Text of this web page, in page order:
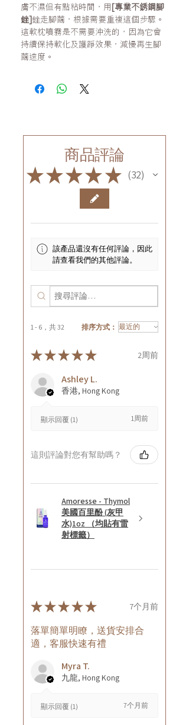
膚不濕但有點粘時間，用 [專業不銹鋼腳
銼] 銼走腳繭，根據需要重複這個步驟。
這軟枕噴霧是不需要沖洗的，因為它會
持續保持軟化及護踭效果，減慢再生腳
繭速度。
商品評論
★★★★★ 32
32
該產品還沒有任何評論，因此
請查看我們的其他評論。
1 - 6，共 32 排序方式：
★★★★★ 2周前
Ashley L.
香港, Hong Kong
顯示回覆 (1) 1周前
這則評論對您有幫助嗎？
Amoresse - Thymol
美國百里酚 (灰甲
水)1oz （均貼有雷
射標籤）
★★★★★ 7个月前
落單簡單明瞭，送貨安排合
適，客服快速有禮
Myra T.
九龍, Hong Kong
顯示回覆 (1) 7个月前